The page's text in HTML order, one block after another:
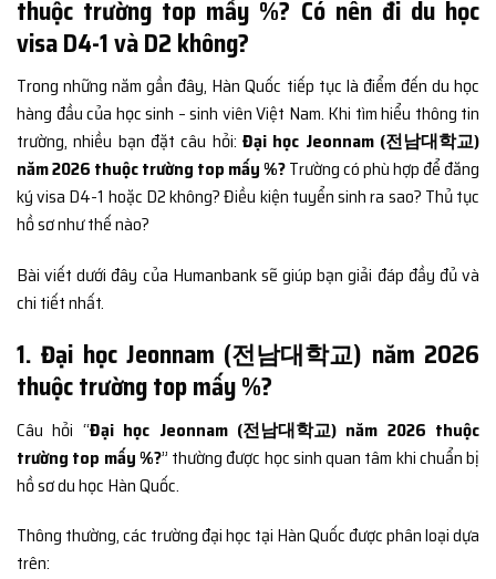
thuộc trường top mấy %? Có nên đi du học
visa D4-1 và D2 không?
Trong những năm gần đây, Hàn Quốc tiếp tục là điểm đến du học
hàng đầu của học sinh – sinh viên Việt Nam. Khi tìm hiểu thông tin
trường, nhiều bạn đặt câu hỏi: Đại học Jeonnam (전남대학교)
năm 2026 thuộc trường top mấy %?Trường có phù hợp để đăng
ký visa D4-1 hoặc D2 không? Điều kiện tuyển sinh ra sao? Thủ tục
hồ sơ như thế nào?
Bài viết dưới đây của Humanbank sẽ giúp bạn giải đáp đầy đủ và
chi tiết nhất.
1. Đại học Jeonnam (전남대학교) năm 2026
thuộc trường top mấy %?
Câu hỏi “Đại học Jeonnam (전남대학교) năm 2026 thuộc
trường top mấy %?” thường được học sinh quan tâm khi chuẩn bị
hồ sơ du học Hàn Quốc.
Thông thường, các trường đại học tại Hàn Quốc được phân loại dựa
trên: